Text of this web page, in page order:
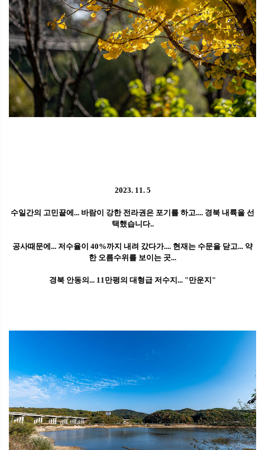
2023. 11. 5
수일간의 고민끝에... 바람이 강한 전라권은 포기를 하고.... 경북 내륙을 선
택했습니다..
공사때문에... 저수율이 40%까지 내려 갔다가.... 현재는 수문을 닫고... 약
한 오름수위를 보이는 곳...
경북 안동의... 11만평의 대형급 저수지... "만운지"